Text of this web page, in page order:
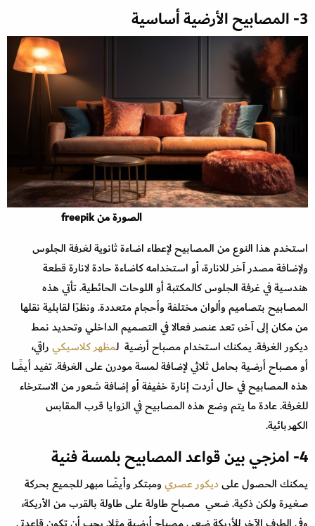
3- المصابيح الأرضية أساسية
الصورة من freepik
استخدم هذا النوع من المصابيح لإعطاء اضاءة ثانوية لغرفة الجلوس
ولإضافة مصدر آخر للانارة، أو استخدامه كاضاءة حادة لانارة قطعة
هندسية في غرفة الجلوس كالمكتبة أو اللوحات الحائطية. تأتي هذه
المصابيح بتصاميم وألوان مختلفة وأحجام متعددة. ونظرًا لقابلية نقلها
من مكان إلى آخر، تعد عنصر فعالا في التصميم الداخلي وتحديد نمط
ديكور الغرفة. يمكنك استخدام مصباح أرضية لمظهر كلاسيكيراقي،
أو مصباح أرضية بحامل ثلاثي لإضافة لمسة مودرن على الغرفة. تفيد أيضًا
هذه المصابيح في حال أردت إنارة خفيفة أو إضافة شعور من الاسترخاء
للغرفة. عادة ما يتم وضع هذه المصابيح في الزوايا قرب المقابس
الكهربائية.
4- امزجي بين قواعد المصابيح بلمسة فنية
يمكنك الحصول علىديكور عصريومبتكر وأيضًا مبهر للجميع بحركة
صغيرة ولكن ذكية. ضعي مصباح طاولة على طاولة بالقرب من الأريكة،